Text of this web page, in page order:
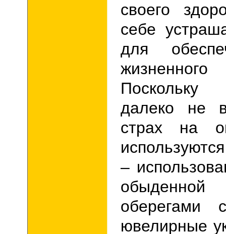
своего
себе
для
жизненного
далеко не
страх на
–
обыденной
оберегами
ювелирные